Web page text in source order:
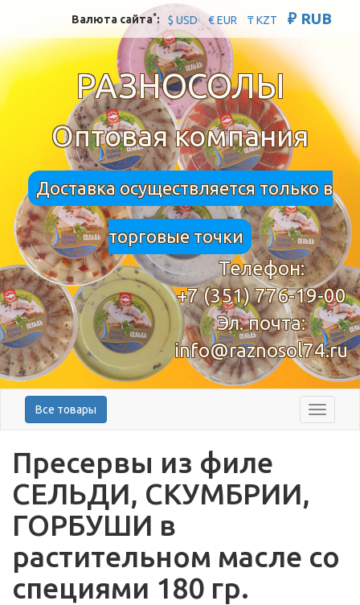
$ USD € EUR ₸ KZT ₽ RUB
Валюта сайта*:
РАЗНОСОЛЫ
Оптовая компания
Доставка осуществляется только в
торговые точки
Телефон:
+7 (351) 776-19-00
Эл. почта:
info@raznosol74.ru
Меню
Все товары
Пресервы из филе
СЕЛЬДИ, СКУМБРИИ,
ГОРБУШИ в
растительном масле со
специями 180 гр.